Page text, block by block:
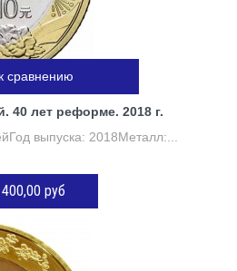
40 лет реформе. 2018 г.
выпуска: 2018Металл:...
400,00 руб
В КОРЗИНУ
сравнению